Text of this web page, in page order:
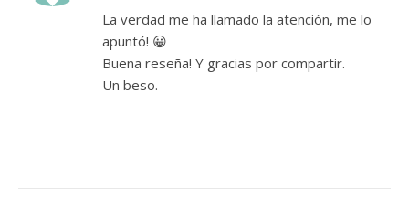
La verdad me ha llamado la atención, me lo
apuntó! 😀
Buena reseña! Y gracias por compartir.
Un beso.